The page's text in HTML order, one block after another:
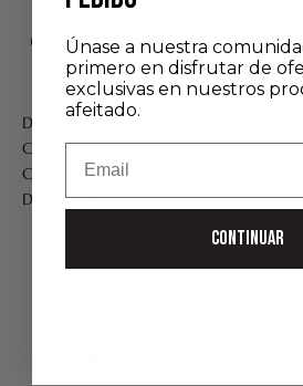
ENVÍO GRATUITO A PARTIR DE 75 €*
Pago seguro
Descripción
Cuidado
Consejos de uso
Detalles del producto
Únase a nuestra
primero en disfrutar de
exclusivas en nuestros
afeitado.
CONTINUAR